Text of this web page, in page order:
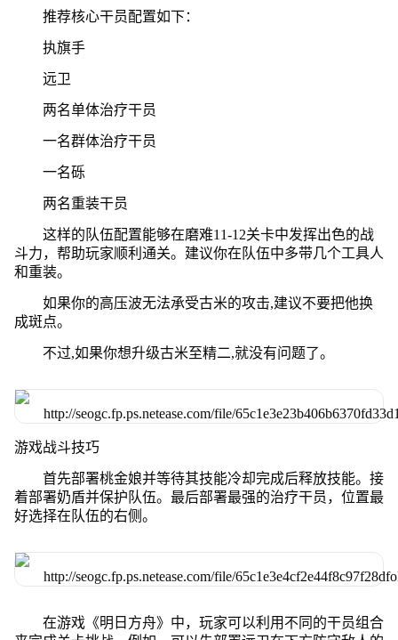
推荐核心干员配置如下：
执旗手
远卫
两名单体治疗干员
一名群体治疗干员
一名砾
两名重装干员
这样的队伍配置能够在磨难11-12关卡中发挥出色的战
斗力，帮助玩家顺利通关。建议你在队伍中多带几个工具人
和重装。
如果你的高压波无法承受古米的攻击,建议不要把他换
成斑点。
不过,如果你想升级古米至精二,就没有问题了。
游戏战斗技巧
首先部署桃金娘并等待其技能冷却完成后释放技能。接
着部署奶盾并保护队伍。最后部署最强的治疗干员，位置最
好选择在队伍的右侧。
在游戏《明日方舟》中，玩家可以利用不同的干员组合